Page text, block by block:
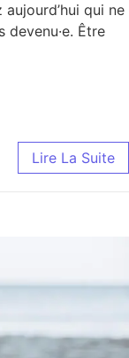
qui ne
Être
Lire La Suite